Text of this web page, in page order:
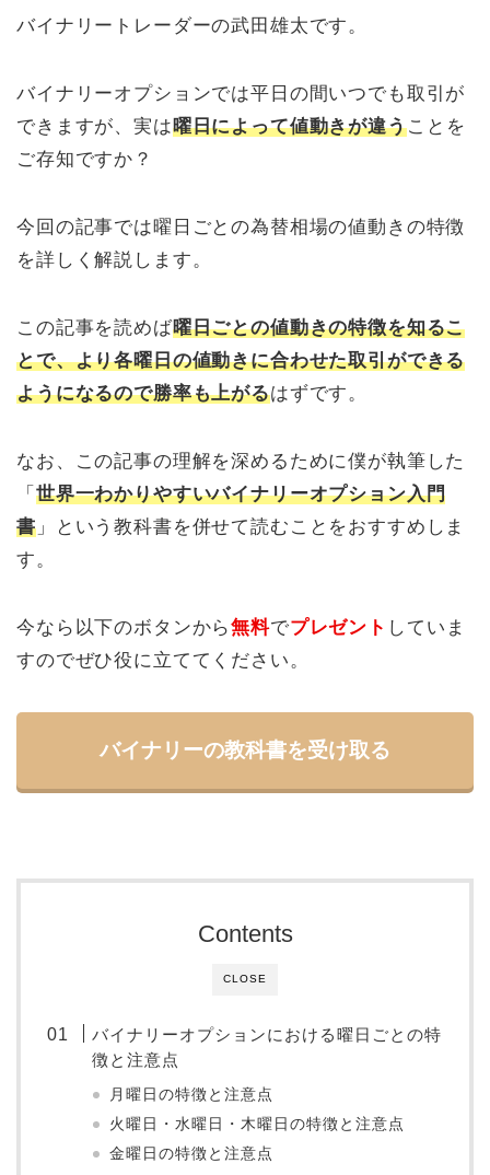
バイナリートレーダーの武田雄太です。
バイナリーオプションでは平日の間いつでも取引が
できますが、実は曜日によって値動きが違うことを
ご存知ですか？
今回の記事では曜日ごとの為替相場の値動きの特徴
を詳しく解説します。
この記事を読めば曜日ごとの値動きの特徴を知るこ
とで、より各曜日の値動きに合わせた取引ができる
ようになるので勝率も上がるはずです。
なお、この記事の理解を深めるために僕が執筆した
「 世界一わかりやすいバイナリーオプション入門
書」という教科書を併せて読むことをおすすめしま
す。
今なら以下のボタンから無料でプレゼント していま
すのでぜひ役に立ててください。
バイナリーの教科書を受け取る
CLOSE
Contents
バイナリーオプションにおける曜日ごとの特
徴と注意点
月曜日の特徴と注意点
火曜日・水曜日・木曜日の特徴と注意点
金曜日の特徴と注意点